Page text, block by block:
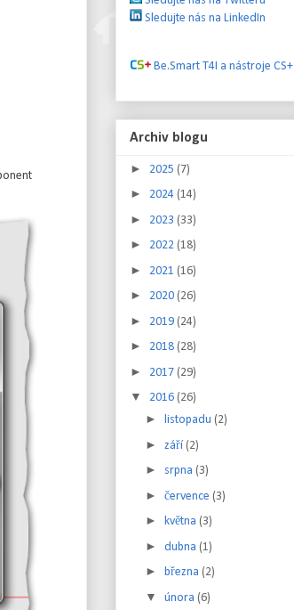
Sledujte nás na LinkedIn
Be.Smart T4I a nástroje CS+
Archiv blogu
► 2025 (7)
► 2024 (14)
► 2023 (33)
► 2022 (18)
► 2021 (16)
► 2020 (26)
► 2019 (24)
► 2018 (28)
► 2017 (29)
▼ 2016 (26)
► listopadu (2)
► září (2)
► srpna (3)
► července (3)
► května (3)
► dubna (1)
► března (2)
▼ února (6)